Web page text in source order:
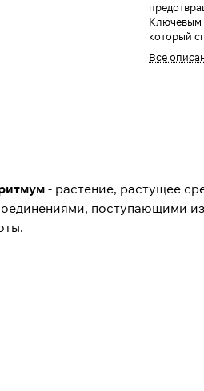
Ключевым
который
другими
Все
- растение, растущее
поступающими